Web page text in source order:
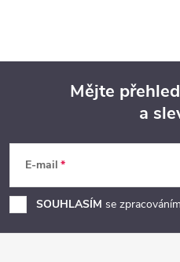
p
a
Mějte
a
E-mail
SOUHLASÍM se zpracováním